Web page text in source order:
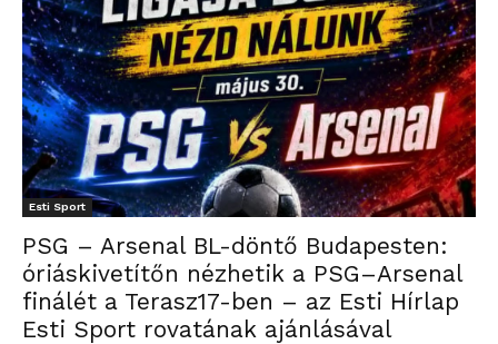
Esti Sport
PSG – Arsenal BL-döntő Budapesten:
óriáskivetítőn nézhetik a PSG–Arsenal
finálét a Terasz17-ben – az Esti Hírlap
Esti Sport rovatának ajánlásával